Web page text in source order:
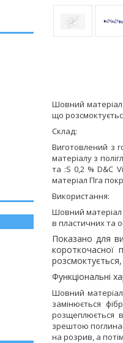
Шовний матеріал
що
Склад:
Виготовлений з
матеріалу з
та :S 0,2 %D&C
матеріал Пга
Використання:
Шовний матеріал
в пластичних та
Показано для
короткочасної
Функціональні
Шовний матеріал
замінюється
розщеплюється в
зрештою
на розрив, а